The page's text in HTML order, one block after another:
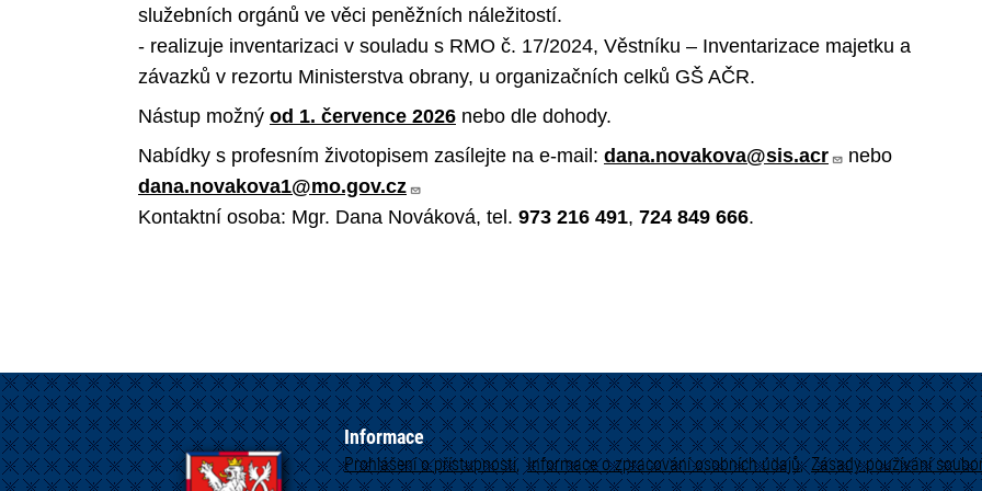
služebních orgánů ve věci peněžních náležitostí.
- realizuje inventarizaci v souladu s RMO č. 17/2024, Věstníku – Inventarizace majetku a
závazků v rezortu Ministerstva obrany, u organizačních celků GŠ AČR.
Nástup možný od 1. července 2026 nebo dle dohody.
Nabídky s profesním životopisem zasílejte na e-mail: dana.novakova@sis.acr
nebo
dana.novakova1@mo.gov.cz
Kontaktní osoba: Mgr. Dana Nováková, tel. 973 216 491, 724 849 666.
Informace
Prohlášení o přístupnosti Informace o zpracování osobních údajů Zásady používání